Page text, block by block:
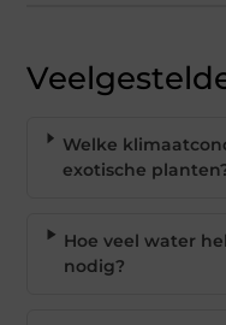
Welke
exotische
Hoe veel water
nodig?